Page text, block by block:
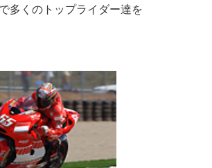
多くのトップライダー達を